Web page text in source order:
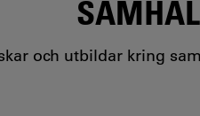
och utbildar kring